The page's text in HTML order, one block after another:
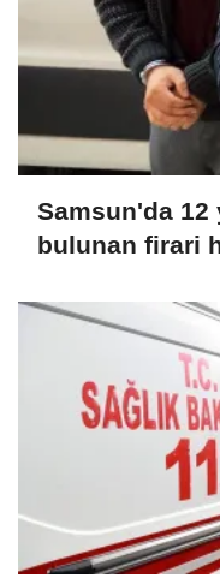
Samsun'da 12
bulunan firari